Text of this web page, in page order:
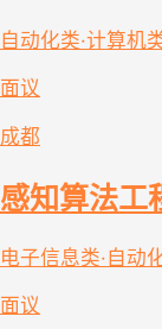
自动化类·计算机
面议
成都
感知算法
电子信息类·自动
面议